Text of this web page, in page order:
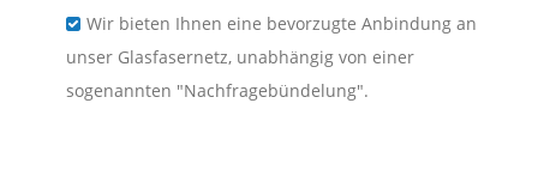
Wir bieten Ihnen eine bevorzugte Anbindung an
unser Glasfasernetz, unabhängig von einer
sogenannten "Nachfragebündelung".